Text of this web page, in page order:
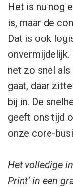
Het is nu nog
is, maar de
Dat is ook
onvermijdelijk.
net zo snel
gaat, daar
bij in. De
geeft ons tijd
onze core-
Het volledige
Print‘ in een